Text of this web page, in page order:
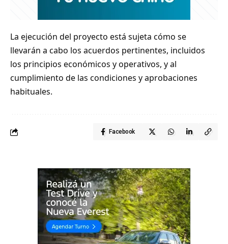
La ejecución del proyecto está sujeta cómo se
llevarán a cabo los acuerdos pertinentes, incluidos
los principios económicos y operativos, y al
cumplimiento de las condiciones y aprobaciones
habituales.
Facebook